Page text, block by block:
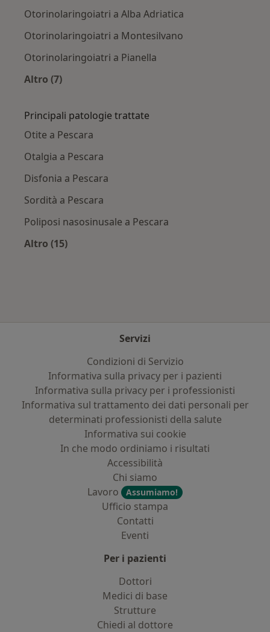
Otorinolaringoiatri a Alba Adriatica
Otorinolaringoiatri a Montesilvano
Otorinolaringoiatri a Pianella
Altro (7)
Principali patologie trattate
Otite a Pescara
Otalgia a Pescara
Disfonia a Pescara
Sordità a Pescara
Poliposi nasosinusale a Pescara
Altro (15)
Servizi
Condizioni di Servizio
Informativa sulla privacy per i pazienti
Informativa sulla privacy per i professionisti
Informativa sul trattamento dei dati personali per
determinati professionisti della salute
Informativa sui cookie
In che modo ordiniamo i risultati
Accessibilità
Chi siamo
Lavoro
Assumiamo!
Ufficio stampa
Contatti
Eventi
Per i pazienti
Dottori
Medici di base
Strutture
Chiedi al dottore